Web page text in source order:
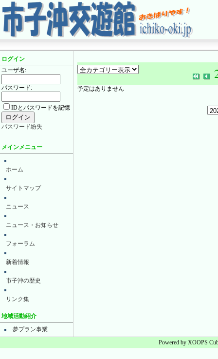
ログイン
ユーザ名:
パスワード:
IDとパスワードを記憶
パスワード紛失
メインメニュー
ホーム
サイトマップ
ニュース
ニュース・お知らせ
フォーラム
新着情報
市子沖の歴史
リンク集
地域活動紹介
夢プラン事業
予定はありません
Powered by XOOPS